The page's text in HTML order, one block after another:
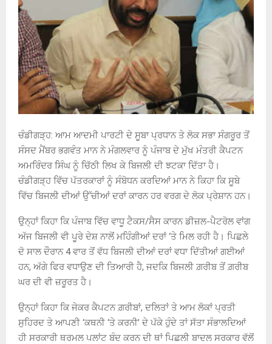
ਚੰਡੀਗੜ੍ਹ: ਆਮ ਆਦਮੀ ਪਾਰਟੀ ਦੇ ਸੂਬਾ ਪ੍ਰਧਾਨ ਤੇ ਲੋਕ ਸਭਾ ਸੰਗਰੂਰ ਤੋਂ
ਸੰਸਦ ਮੈਂਬਰ ਭਗਵੰਤ ਮਾਨ ਨੇ ਮੰਗਲਵਾਰ ਨੂੰ ਪੰਜਾਬ ਦੇ ਮੁੱਖ ਮੰਤਰੀ ਕੈਪਟਨ
ਅਮਰਿੰਦਰ ਸਿੰਘ ਨੂੰ ਚਿੱਠੀ ਲਿਖ ਕੇ ਬਿਜਲੀ ਦੀ ਝਟਕਾ ਦਿੱਤਾ ਹੈ।
ਚੰਡੀਗੜ੍ਹ ਵਿੱਚ ਪੱਤਰਕਾਰਾਂ ਨੂੰ ਸੰਬੋਧਨ ਕਰਦਿਆਂ ਮਾਨ ਨੇ ਕਿਹਾ ਕਿ ਸੂਬੇ
ਵਿੱਚ ਬਿਜਲੀ ਦੀਆਂ ਉੱਚੀਆਂ ਦਰਾਂ ਕਾਰਨ ਹਰ ਵਰਗ ਦੇ ਲੋਕ ਪ੍ਰੇਸ਼ਾਨ ਹਨ।
ਉਨ੍ਹਾਂ ਕਿਹਾ ਕਿ ਪੰਜਾਬ ਵਿੱਚ ਵਾਧੂ ਟੈਕਸ/ਸੈਸ ਕਾਰਨ ਡੀਜ਼ਲ-ਪੈਟਰੋਲ ਵਾਂਗ
ਅੱਜ ਬਿਜਲੀ ਵੀ ਪੂਰੇ ਦੇਸ਼ ਨਾਲੋਂ ਮਹਿੰਗੀਆਂ ਦਰਾਂ ‘ਤੇ ਮਿਲ ਰਹੀ ਹੈ। ਪਿਛਲੇ
ਦੋ ਸਾਲ ਦੌਰਾਨ 4 ਵਾਰ ਤੋਂ ਵੱਧ ਬਿਜਲੀ ਦੀਆਂ ਦਰਾਂ ਵਧਾ ਦਿੱਤੀਆਂ ਗਈਆਂ
ਹਨ, ਅੱਗੇ ਫਿਰ ਵਧਾਉਣ ਦੀ ਤਿਆਰੀ ਹੈ, ਜਦਕਿ ਬਿਜਲੀ ਗ਼ਰੀਬ ਤੋਂ ਗ਼ਰੀਬ
ਘਰ ਦੀ ਵੀ ਜ਼ਰੂਰਤ ਹੈ।
ਉਨ੍ਹਾਂ ਕਿਹਾ ਕਿ ਜੇਕਰ ਕੈਪਟਨ ਗ਼ਰੀਬਾਂ, ਦਲਿਤਾਂ ਤੇ ਆਮ ਲੋਕਾਂ ਪ੍ਰਤੀ
ਸੁਹਿਰਦ ਤੇ ਆਪਣੀ ‘ਕਥਨੀ ‘ਤੇ ਕਰਨੀ’ ਦੇ ਪੱਕੇ ਹੁੰਦੇ ਤਾਂ ਸੱਤਾ ਸੰਭਾਲਦਿਆਂ
ਹੀ ਸਰਕਾਰੀ ਥਰਮਲ ਪਲਾਂਟ ਬੰਦ ਕਰਨ ਦੀ ਥਾਂ ਪਿਛਲੀ ਬਾਦਲ ਸਰਕਾਰ ਵੱਲੋਂ